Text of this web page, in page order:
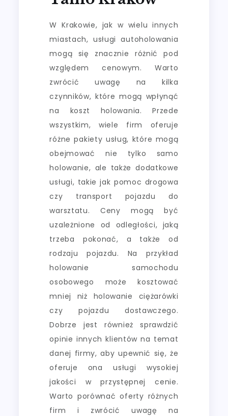
W Krakowie, jak w wielu innych
miastach, usługi autoholowania
mogą się znacznie różnić pod
względem cenowym. Warto
zwrócić uwagę na kilka
czynników, które mogą wpłynąć
na koszt holowania. Przede
wszystkim, wiele firm oferuje
różne pakiety usług, które mogą
obejmować nie tylko samo
holowanie, ale także dodatkowe
usługi, takie jak pomoc drogowa
czy transport pojazdu do
warsztatu. Ceny mogą być
uzależnione od odległości, jaką
trzeba pokonać, a także od
rodzaju pojazdu. Na przykład
holowanie samochodu
osobowego może kosztować
mniej niż holowanie ciężarówki
czy pojazdu dostawczego.
Dobrze jest również sprawdzić
opinie innych klientów na temat
danej firmy, aby upewnić się, że
oferuje ona usługi wysokiej
jakości w przystępnej cenie.
Warto porównać oferty różnych
firm i zwrócić uwagę na